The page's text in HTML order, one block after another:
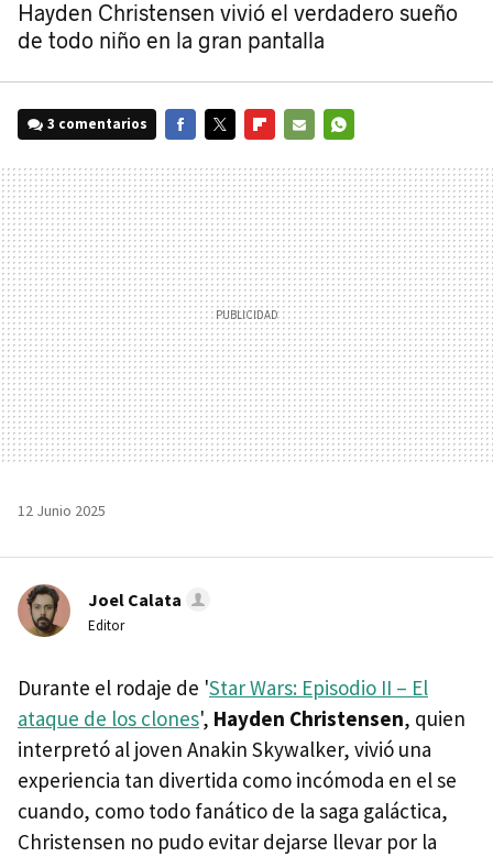
Hayden Christensen vivió el verdadero sueño
de todo niño en la gran pantalla
3 comentarios
MAIL
12 Junio 2025
Joel Calata
Editor
Durante el rodaje de 'Star Wars: Episodio II – El
ataque de los clones', Hayden Christensen, quien
interpretó al joven Anakin Skywalker, vivió una
experiencia tan divertida como incómoda en el se
cuando, como todo fanático de la saga galáctica,
Christensen no pudo evitar dejarse llevar por la